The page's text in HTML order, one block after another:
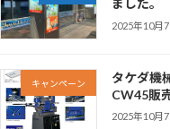
ました。
2025年10月
キャンペーン
タケダ機
CW45販
2025年10月7